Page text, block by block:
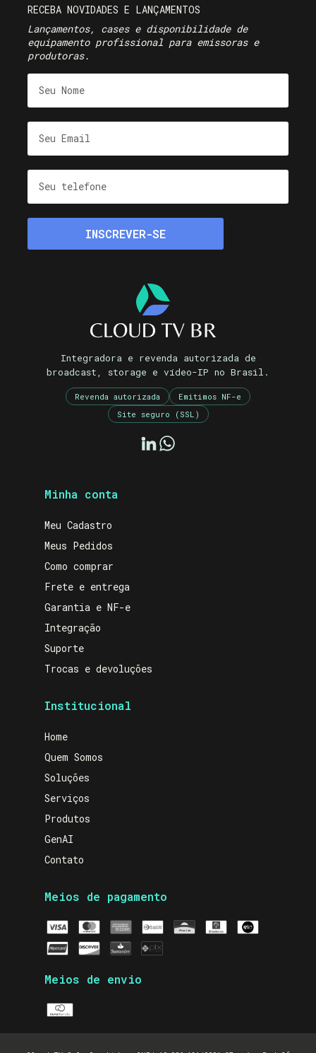
RECEBA NOVIDADES E LANÇAMENTOS
Lançamentos, cases e disponibilidade de
equipamento profissional para emissoras e
produtoras.
Integradora e revenda autorizada de
broadcast, storage e vídeo-IP no Brasil.
Revenda autorizada
Emitimos NF-e
Site seguro (SSL)
Minha conta
Meu Cadastro
Meus Pedidos
Como comprar
Frete e entrega
Garantia e NF-e
Integração
Suporte
Trocas e devoluções
Institucional
Home
Quem Somos
Soluções
Serviços
Produtos
GenAI
Contato
Meios de pagamento
Meios de envio